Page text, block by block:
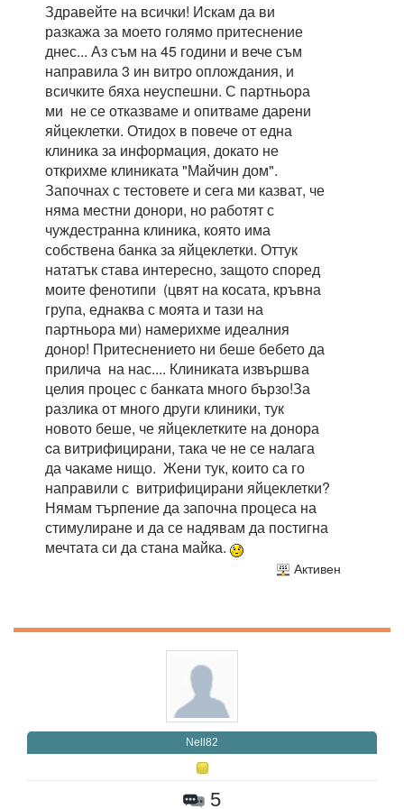
Здравейте на всички! Искам да ви
разкажа за моето голямо притеснение
днес... Аз съм на 45 години и вече съм
направила 3 ин витро оплождания, и
всичките бяха неуспешни. С партньора
ми не се отказваме и опитваме дарени
яйцеклетки. Отидох в повече от една
клиника за информация, докато не
открихме клиниката "Майчин дом".
Започнах с тестовете и сега ми казват, че
няма местни донори, но работят с
чуждестранна клиника, която има
собствена банка за яйцеклетки. Оттук
нататък става интересно, защото според
моите фенотипи (цвят на косата, кръвна
група, еднаква с моята и тази на
партньора ми) намерихме идеалния
донор! Притеснението ни беше бебето да
прилича на нас.... Клиниката извършва
целия процес с банката много бързо!За
разлика от много други клиники, тук
новото беше, че яйцеклетките на донора
cа витрифицирани, така че не се налага
да чакаме нищо. Жени тук, които са го
направили с витрифицирани яйцеклетки?
Нямам търпение да започна процеса на
стимулиране и да се надявам да постигна
мечтата си да стана майка.
Активен
Nell82
5